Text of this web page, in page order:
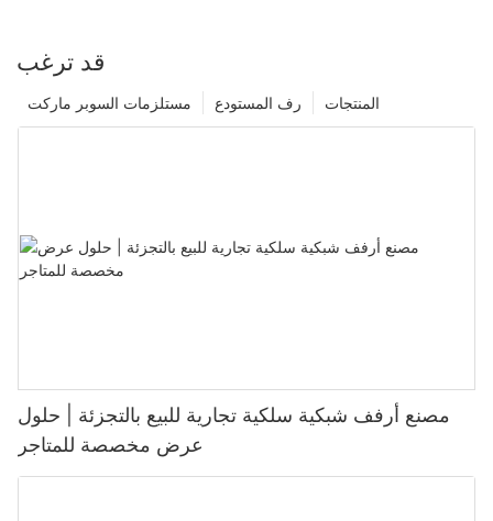
قد ترغب
المنتجات رف المستودع مستلزمات السوبر ماركت
مصنع أرفف شبكية سلكية تجارية للبيع بالتجزئة | حلول
عرض مخصصة للمتاجر